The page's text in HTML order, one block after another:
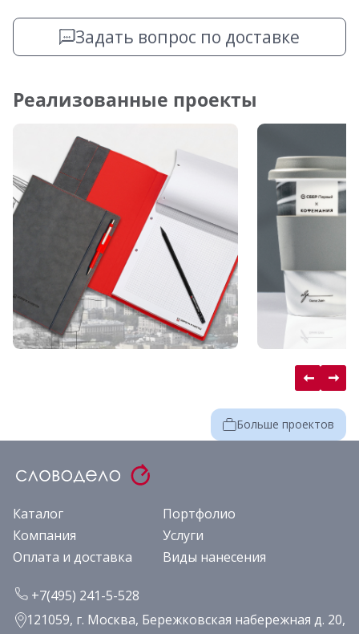
Задать вопрос по доставке
Реализованные проекты
Больше проектов
Каталог
Портфолио
Компания
Услуги
Оплата и доставка
Виды нанесения
+7(495) 241-5-528
121059, г. Москва, Бережковская набережная д. 20,